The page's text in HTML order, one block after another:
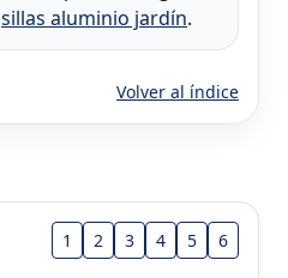
sillas aluminio jardín.
Volver al índice
1 2 3 4 5 6